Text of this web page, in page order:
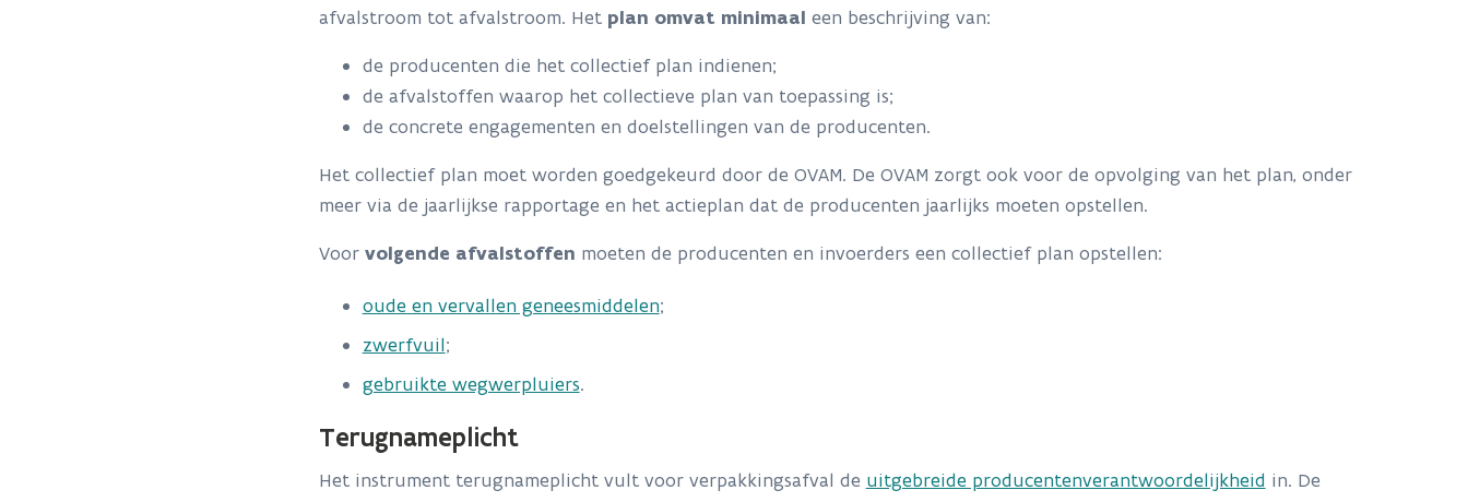
afvalstroom tot afvalstroom. Het plan omvat minimaal een beschrijving van:
de producenten die het collectief plan indienen;
de afvalstoffen waarop het collectieve plan van toepassing is;
de concrete engagementen en doelstellingen van de producenten.
Het collectief plan moet worden goedgekeurd door de OVAM. De OVAM zorgt ook voor de opvolging van het plan, onder
meer via de jaarlijkse rapportage en het actieplan dat de producenten jaarlijks moeten opstellen.
Voor volgende afvalstoffen moeten de producenten en invoerders een collectief plan opstellen:
oude en vervallen geneesmiddelen;
zwerfvuil;
gebruikte wegwerpluiers.
Terugnameplicht
Het instrument terugnameplicht vult voor verpakkingsafval de uitgebreide producentenverantwoordelijkheid in. De